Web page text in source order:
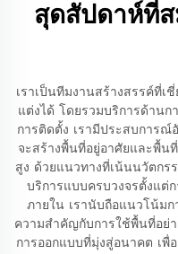
สุดสัปดาห์ที่
เราเป็นทีมงานสร้างสรรค์ที่
แต่งได้ โดยรวมบริการด้าน
การติดตั้ง เรามีประสบการ
จะสร้างพื้นที่อยู่อาศัยและพื้
สูง ด้วยแนวทางที่เน้นนวัตกร
บริการแบบครบวงจรตั้งแต่
ภายใน เรานับถือแนวโน้ม
ความสำคัญกับการใช้พื้นที่อย่
การออกแบบที่มุ่งสู่อนาคต เ